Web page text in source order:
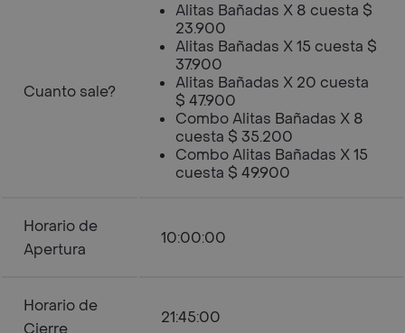
Cuanto sale?
Alitas Bañadas X 8 cuesta $
23.900
Alitas Bañadas X 15 cuesta $
37.900
Alitas Bañadas X 20 cuesta
$ 47.900
Combo Alitas Bañadas X 8
cuesta $ 35.200
Combo Alitas Bañadas X 15
cuesta $ 49.900
Horario de
Apertura
10:00:00
Horario de
Cierre
21:45:00